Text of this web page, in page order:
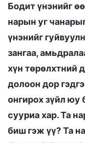
Бодит үнэнийг
нарын уг
үнэнийг
зангаа,
хүн төрөлхтний
долоон дор
онгирох зүйл юу
сууриа хар. Та
биш гэж үү? Та